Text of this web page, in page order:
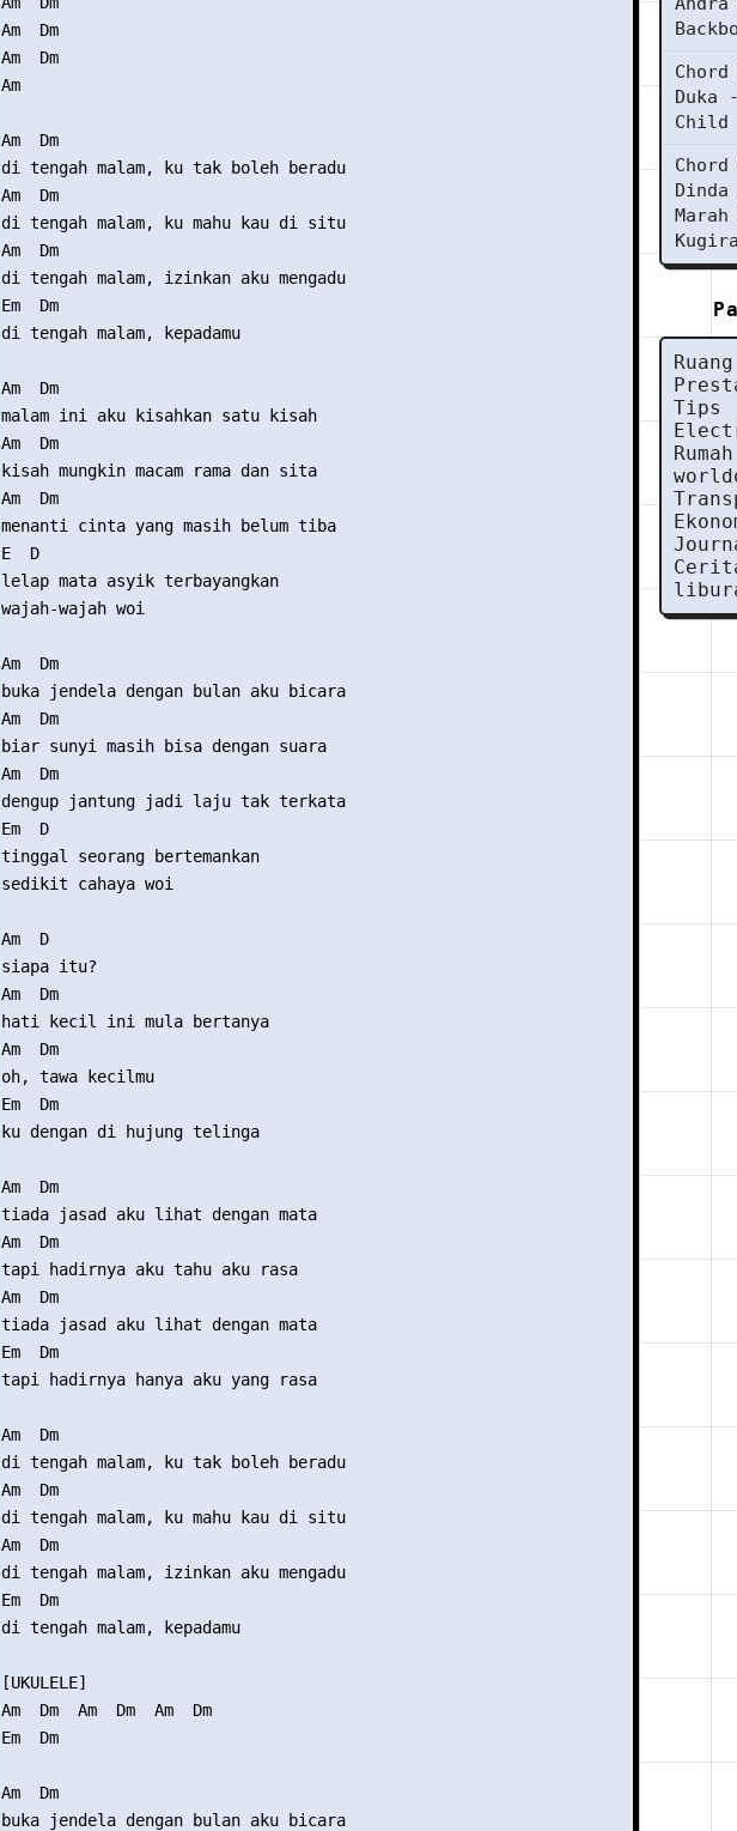
Am  Dm
Am  Dm
Am
Am  Dm
di tengah malam, ku tak boleh beradu
Am  Dm
di tengah malam, ku mahu kau di situ
Am  Dm
di tengah malam, izinkan aku mengadu
Em  Dm
di tengah malam, kepadamu
Am  Dm
malam ini aku kisahkan satu kisah
Am  Dm
kisah mungkin macam rama dan sita
Am  Dm
menanti cinta yang masih belum tiba
E  D
lelap mata asyik terbayangkan
wajah-wajah woi
Am  Dm
buka jendela dengan bulan aku bicara
Am  Dm
biar sunyi masih bisa dengan suara
Am  Dm
dengup jantung jadi laju tak terkata
Em  D
tinggal seorang bertemankan
sedikit cahaya woi
Am  D
siapa itu?
Am  Dm
hati kecil ini mula bertanya
Am  Dm
oh, tawa kecilmu
Em  Dm
ku dengan di hujung telinga
Am  Dm
tiada jasad aku lihat dengan mata
Am  Dm
tapi hadirnya aku tahu aku rasa
Am  Dm
tiada jasad aku lihat dengan mata
Em  Dm
tapi hadirnya hanya aku yang rasa
Am  Dm
di tengah malam, ku tak boleh beradu
Am  Dm
di tengah malam, ku mahu kau di situ
Am  Dm
di tengah malam, izinkan aku mengadu
Em  Dm
di tengah malam, kepadamu
[UKULELE]
Am  Dm  Am  Dm  Am  Dm
Em  Dm
Am  Dm
buka jendela dengan bulan aku bicara
Duka
Child
Dinda
Tips
Rumah